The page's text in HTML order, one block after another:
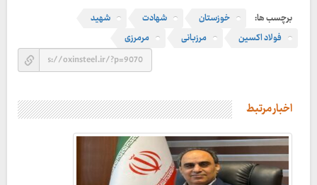
برچسب ها: خوزستان شهادت
شهید
فولاد اکسین
مرزبانی مرمرزی
اخبار مرتبط